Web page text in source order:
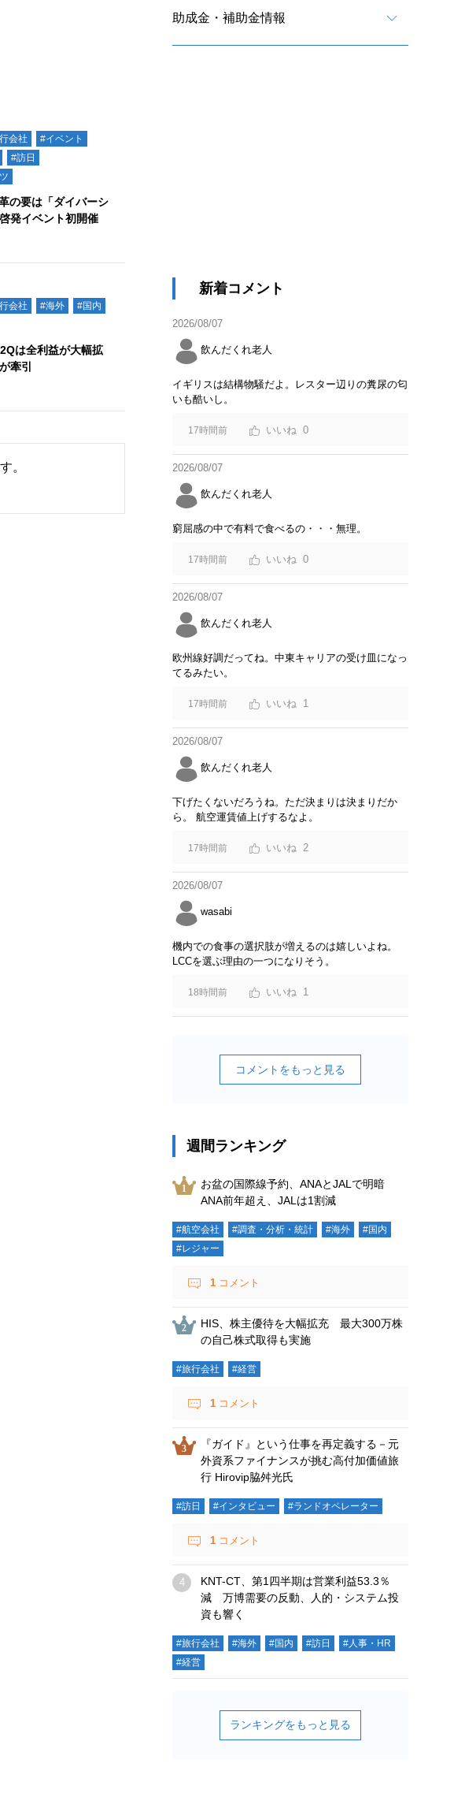
会社
#イベント
#訪日
の要は「ダイバーシ
発イベント初開催
会社 #海外
#国内
は全利益が大幅拡
牽引
。
助成金・補助金情報
新着コメント
2026/08/07
飲んだくれ老人
イギリスは結構物騒だよ。レスター辺りの糞尿の匂
いも酷いし。
17時間前 0
2026/08/07
飲んだくれ老人
窮屈感の中で有料で食べるの・・・無理。
17時間前 0
2026/08/07
飲んだくれ老人
欧州線好調だってね。中東キャリアの受け皿になっ
てるみたい。
17時間前 1
2026/08/07
飲んだくれ老人
下げたくないだろうね。ただ決まりは決まりだか
ら。 航空運賃値上げするなよ。
17時間前 2
2026/08/07
wasabi
機内での食事の選択肢が増えるのは嬉しいよね。
LCCを選ぶ理由の一つになりそう。
18時間前 1
コメントをもっと見る
週間ランキング
お盆の国際線予約、ANAとJALで明暗
ANA前年超え、JALは1割減
#航空会社 #調査・分析・統計 #海外
#国内
#レジャー
1 コメント
HIS、株主優待を大幅拡充 最大300万株
の自己株式取得も実施
#旅行会社 #経営
1 コメント
『ガイド』という仕事を再定義する－元
外資系ファイナンスが挑む高付加価値旅
行 Hirovip脇舛光氏
#訪日 #インタビュー #ランドオペレーター
1 コメント
KNT-CT、第1四半期は営業利益53.3％
減 万博需要の反動、人的・システム投
資も響く
#旅行会社 #海外 #国内 #訪日
#人事・HR
#経営